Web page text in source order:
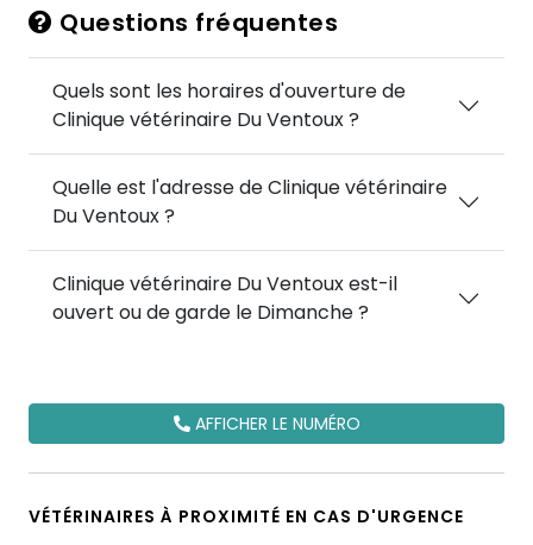
Questions fréquentes
Quels sont les horaires d'ouverture de
Clinique vétérinaire Du Ventoux ?
Quelle est l'adresse de Clinique vétérinaire
Du Ventoux ?
Clinique vétérinaire Du Ventoux est-il
ouvert ou de garde le Dimanche ?
AFFICHER LE NUMÉRO
VÉTÉRINAIRES À PROXIMITÉ EN CAS D'URGENCE